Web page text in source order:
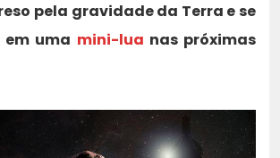
pela gravidade da Terra e se
uma mini-lua nas próximas